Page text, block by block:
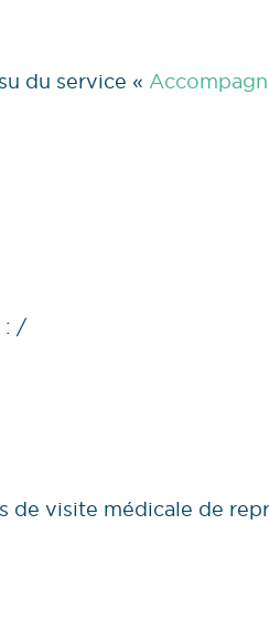
du service «
: /
de visite médicale de